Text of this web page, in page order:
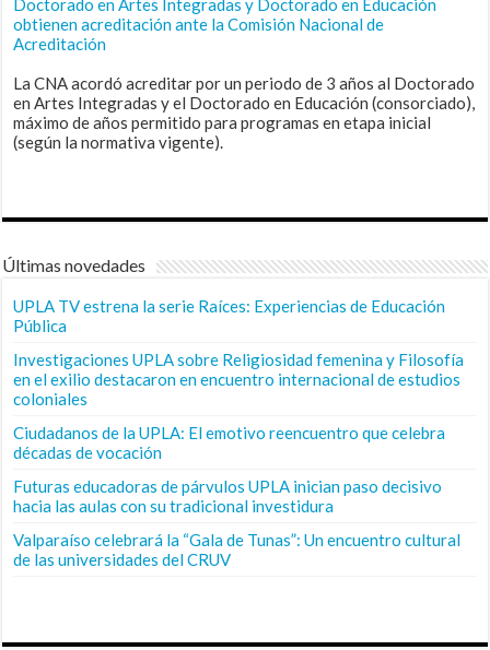
obtienen acreditación ante la Comisión Nacional de
Acreditación
La CNA acordó acreditar por un periodo de 3 años al Doctorado
en Artes Integradas y el Doctorado en Educación (consorciado),
máximo de años permitido para programas en etapa inicial
(según la normativa vigente).
Últimas novedades
UPLA TV estrena la serie Raíces: Experiencias de Educación
Pública
Investigaciones UPLA sobre Religiosidad femenina y Filosofía
en el exilio destacaron en encuentro internacional de estudios
coloniales
Ciudadanos de la UPLA: El emotivo reencuentro que celebra
décadas de vocación
Futuras educadoras de párvulos UPLA inician paso decisivo
hacia las aulas con su tradicional investidura
Valparaíso celebrará la “Gala de Tunas”: Un encuentro cultural
de las universidades del CRUV